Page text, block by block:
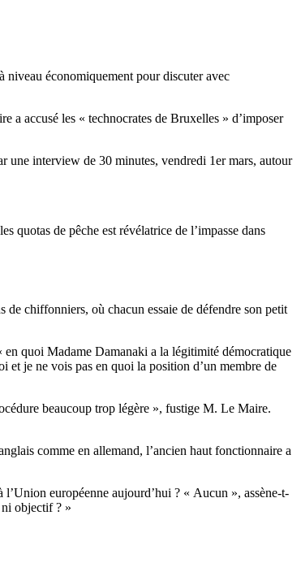
niveau économiquement pour discuter avec
a accusé les « technocrates de Bruxelles » d’imposer
une interview de 30 minutes, vendredi 1er mars, autour
de pêche est révélatrice de l’impasse dans
de chiffonniers, où chacun essaie de défendre son petit
quoi Madame Damanaki a la légitimité démocratique
et je ne vois pas en quoi la position d’un membre de
beaucoup trop légère », fustige M. Le Maire.
comme en allemand, l’ancien haut fonctionnaire a
européenne aujourd’hui ? « Aucun », assène-t-
objectif ? »